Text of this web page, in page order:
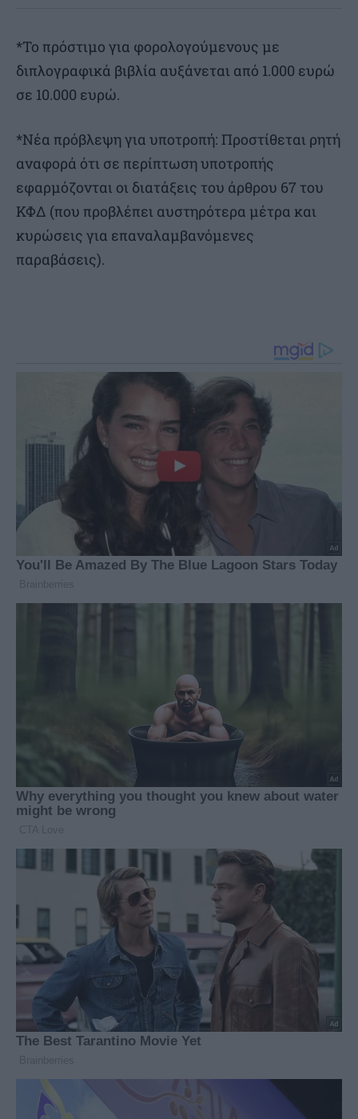
*Το πρόστιμο για φορολογούμενους με
διπλογραφικά βιβλία αυξάνεται από 1.000 ευρώ
σε 10.000 ευρώ.
*Νέα πρόβλεψη για υποτροπή: Προστίθεται ρητή
αναφορά ότι σε περίπτωση υποτροπής
εφαρμόζονται οι διατάξεις του άρθρου 67 του
ΚΦΔ (που προβλέπει αυστηρότερα μέτρα και
κυρώσεις για επαναλαμβανόμενες
παραβάσεις).